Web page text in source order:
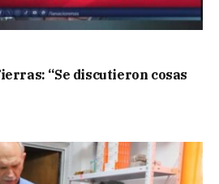
“Se discutieron cosas